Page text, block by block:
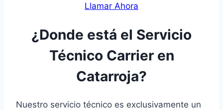
Llamar Ahora
¿Donde está el Servicio
Técnico Carrier en
Catarroja?
Nuestro servicio técnico es exclusivamente un